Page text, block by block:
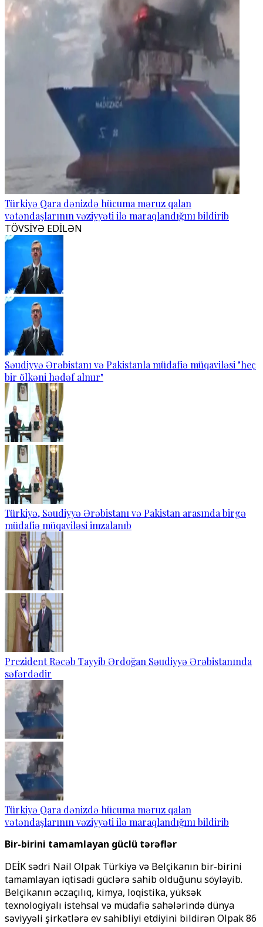
Türkiyə Qara dənizdə hücuma məruz qalan
vətəndaşlarının vəziyyəti ilə maraqlandığını bildirib
TÖVSİYƏ EDİLƏN
Səudiyyə Ərəbistanı və Pakistanla müdafiə müqaviləsi "heç
bir ölkəni hədəf almır"
Türkiyə, Səudiyyə Ərəbistanı və Pakistan arasında birgə
müdafiə müqaviləsi imzalanıb
Prezident Rəcəb Tayyib Ərdoğan Səudiyyə Ərəbistanında
səfərdədir
Türkiyə Qara dənizdə hücuma məruz qalan
vətəndaşlarının vəziyyəti ilə maraqlandığını bildirib
Bir-birini tamamlayan güclü tərəflər
DEİK sədri Nail Olpak Türkiyə və Belçikanın bir-birini
tamamlayan iqtisadi güclərə sahib olduğunu söyləyib.
Belçikanın əczaçılıq, kimya, loqistika, yüksək
texnologiyalı istehsal və müdafiə sahələrində dünya
səviyyəli şirkətlərə ev sahibliyi etdiyini bildirən Olpak 86